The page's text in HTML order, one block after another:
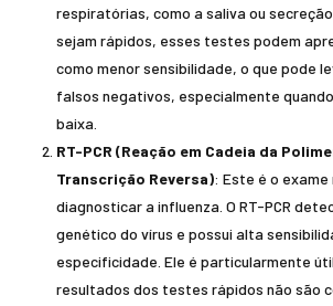
respiratórias, como a saliva ou
sejam rápidos, esses testes podem
como menor sensibilidade, o que pode
falsos negativos, especialmente
baixa.
RT-PCR (Reação em Cadeia da
Transcrição Reversa): Este é o
diagnosticar a influenza. O RT-PCR
genético do vírus e possui alta
especificidade. Ele é particularmente
resultados dos testes rápidos não são